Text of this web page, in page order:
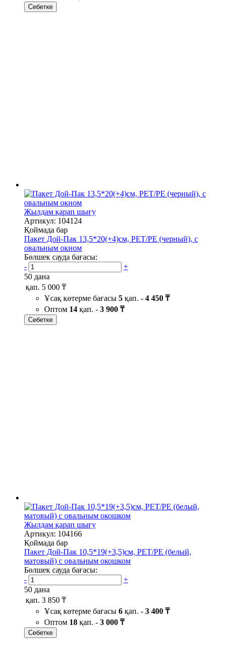
Себетке
Жылдам қарап шығу
Артикул: 104124
Қоймада бар
Пакет Дой-Пак 13,5*20(+4)см, PET/PE (черный), с
овальным окном
Бөлшек сауда бағасы:
-
+
50 дана
қап. 5 000 ₸
Ұсақ көтерме бағасы 5 қап. - 4 450 ₸
Оптом 14 қап. - 3 900 ₸
Себетке
Жылдам қарап шығу
Артикул: 104166
Қоймада бар
Пакет Дой-Пак 10,5*19(+3,5)см, PET/PE (белый,
матовый) с овальным окошком
Бөлшек сауда бағасы:
-
+
50 дана
қап. 3 850 ₸
Ұсақ көтерме бағасы 6 қап. - 3 400 ₸
Оптом 18 қап. - 3 000 ₸
Себетке